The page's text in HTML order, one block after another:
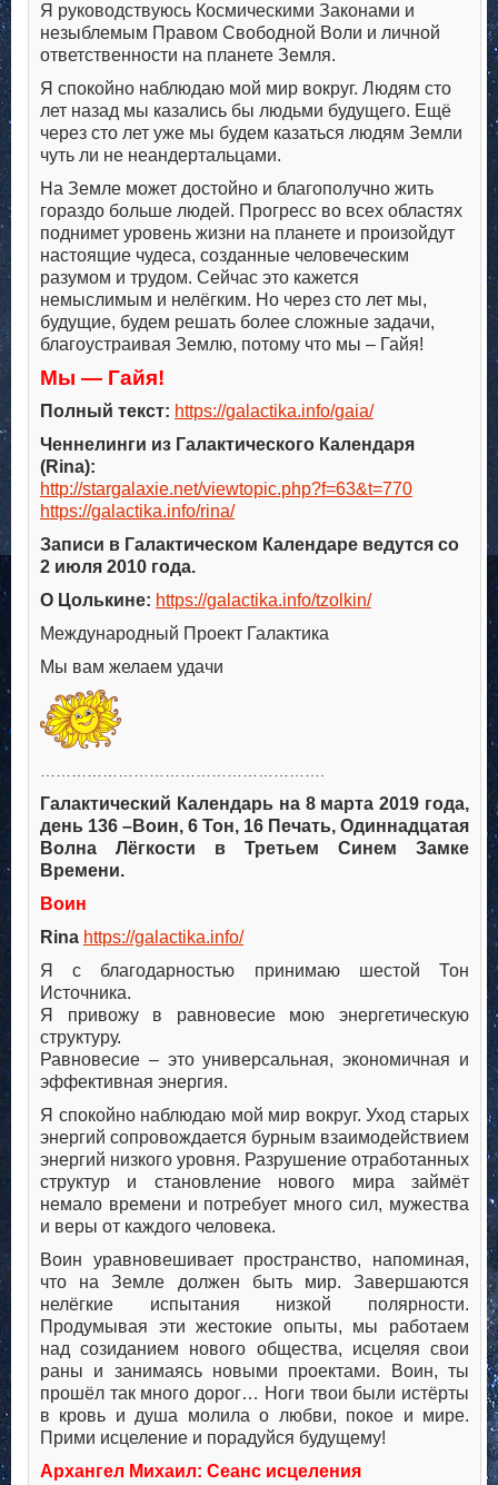
Я руководствуюсь Космическими Законами и
незыблемым Правом Свободной Воли и личной
ответственности на планете Земля.
Я спокойно наблюдаю мой мир вокруг. Людям сто
лет назад мы казались бы людьми будущего. Ещё
через сто лет уже мы будем казаться людям Земли
чуть ли не неандертальцами.
На Земле может достойно и благополучно жить
гораздо больше людей. Прогресс во всех областях
поднимет уровень жизни на планете и произойдут
настоящие чудеса, созданные человеческим
разумом и трудом. Сейчас это кажется
немыслимым и нелёгким. Но через сто лет мы,
будущие, будем решать более сложные задачи,
благоустраивая Землю, потому что мы – Гайя!
Мы — Гайя!
Полный текст: https://galactika.info/gaia/
Ченнелинги из Галактического Календаря
(Rina):
http://stargalaxie.net/viewtopic.php?f=63&t=770
https://galactika.info/rina/
Записи в Галактическом Календаре ведутся со
2 июля 2010 года.
О Цолькине: https://galactika.info/tzolkin/
Международный Проект Галактика
Мы вам желаем удачи
Галактический Календарь на 8 марта 2019 года,
день 136 –Воин, 6 Тон, 16 Печать, Одиннадцатая
Волна Лёгкости в Третьем Синем Замке
Времени.
Воин
Rina https://galactika.info/
Я с благодарностью принимаю шестой Тон
Источника.
Я привожу в равновесие мою энергетическую
структуру.
Равновесие – это универсальная, экономичная и
эффективная энергия.
Я спокойно наблюдаю мой мир вокруг. Уход старых
энергий сопровождается бурным взаимодействием
энергий низкого уровня. Разрушение отработанных
структур и становление нового мира займёт
немало времени и потребует много сил, мужества
и веры от каждого человека.
Воин уравновешивает пространство, напоминая,
что на Земле должен быть мир. Завершаются
нелёгкие испытания низкой полярности.
Продумывая эти жестокие опыты, мы работаем
над созиданием нового общества, исцеляя свои
раны и занимаясь новыми проектами. Воин, ты
прошёл так много дорог… Ноги твои были истёрты
в кровь и душа молила о любви, покое и мире.
Прими исцеление и порадуйся будущему!
Архангел Михаил: Сеанс исцеления